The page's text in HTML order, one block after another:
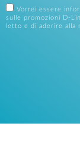
Vorrei essere
sulle promozioni D-
letto e di aderire alla